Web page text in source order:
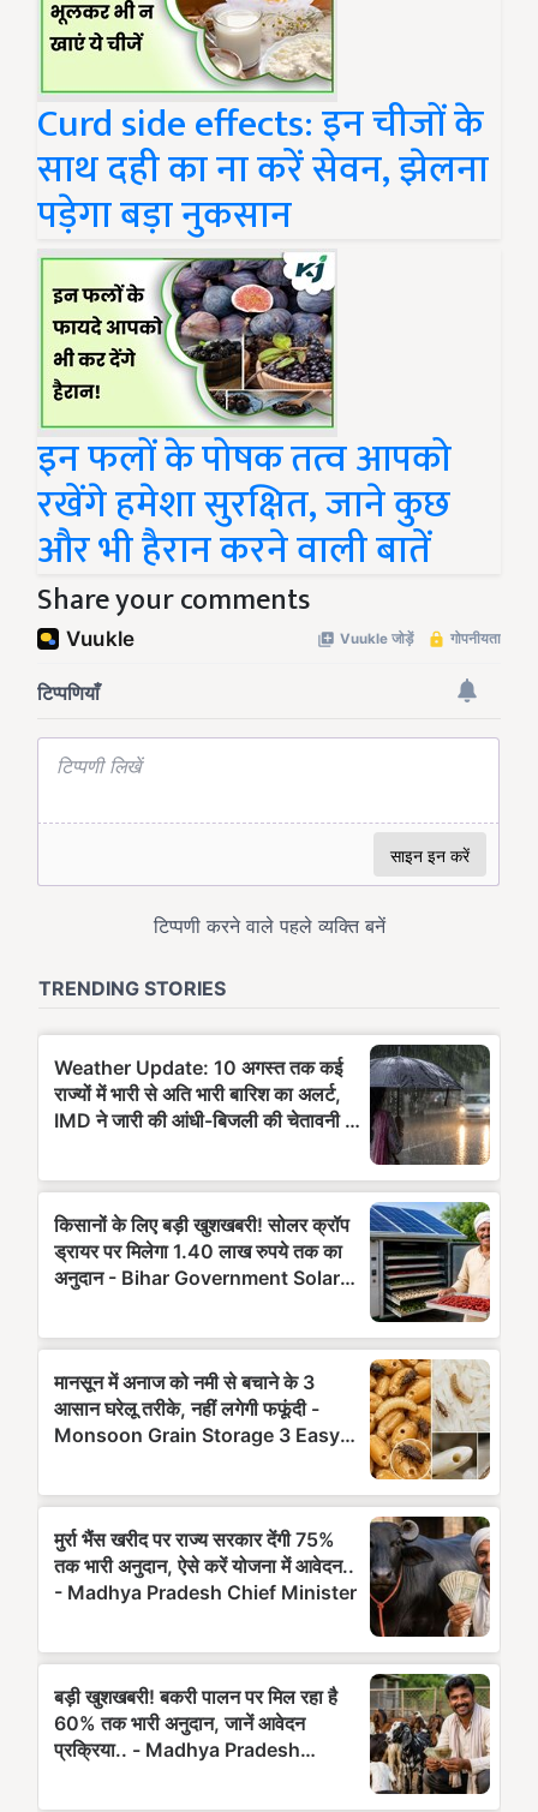
Curd side effects: इन चीजों के
साथ दही का ना करें सेवन, झेलना
पड़ेगा बड़ा नुकसान
इन फलों के पोषक तत्व आपको
रखेंगे हमेशा सुरक्षित, जाने कुछ
और भी हैरान करने वाली बातें
Share your comments